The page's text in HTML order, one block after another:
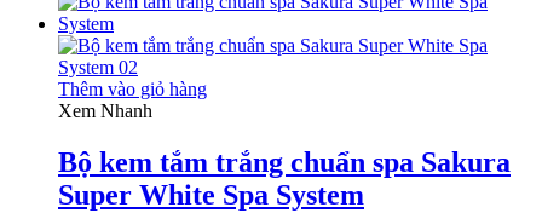
Thêm vào giỏ hàng
Xem Nhanh
Bộ kem tắm trắng chuẩn spa Sakura
Super White Spa System